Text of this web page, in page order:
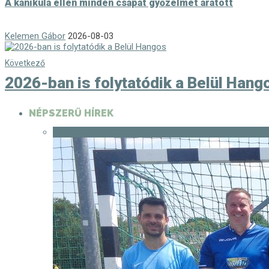
A kánikula ellen minden csapat győzelmet aratott
Kelemen Gábor 2026-08-03
Következő
2026-ban is folytatódik a Belül
NÉPSZERŰ HÍREK